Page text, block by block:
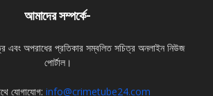
আমাদের সম্পর্কে-
এবং অপরাধের প্রতিকার সম্বলিত সচিত্র অনলাইন নিউজ
পোর্টাল।
যোগাযোগ: info@crimetube24.com